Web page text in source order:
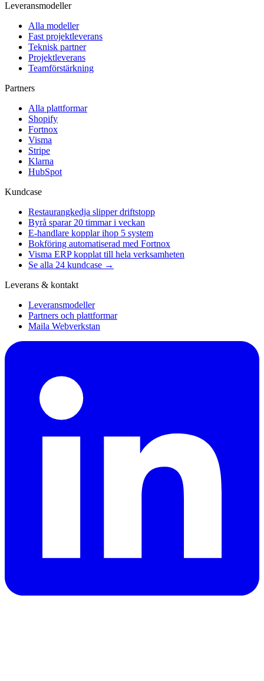
Leveransmodeller
Alla modeller
Fast projektleverans
Teknisk partner
Projektleverans
Teamförstärkning
Partners
Alla plattformar
Shopify
Fortnox
Visma
Stripe
Klarna
HubSpot
Kundcase
Restaurangkedja slipper driftstopp
Byrå sparar 20 timmar i veckan
E-handlare kopplar ihop 5 system
Bokföring automatiserad med Fortnox
Visma ERP kopplat till hela verksamheten
Se alla 24 kundcase →
Leverans & kontakt
Leveransmodeller
Partners och plattformar
Maila Webverkstan